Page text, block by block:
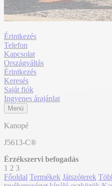
Érintkezés
Telefon
Kapcsolat
Országváltás
Érintkezés
Keresés
Saját fiók
Ingyenes árajánlat
Menü
Kanopé
J5613-C®
Érzékszervi befogadás
1 2 3
Főoldal Termékek Játszóterek